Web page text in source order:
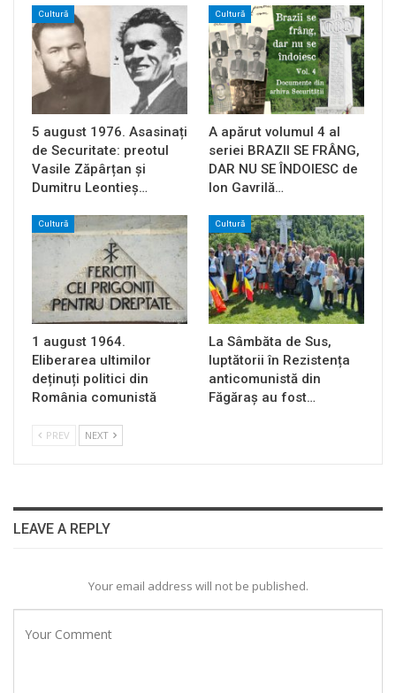
Cultură
5 august 1976. Asasinați
de Securitate: preotul
Vasile Zăpârțan și
Dumitru Leontieș…
Cultură
A apărut volumul 4 al
seriei BRAZII SE FRÂNG,
DAR NU SE ÎNDOIESC de
Ion Gavrilă…
Cultură
1 august 1964.
Eliberarea ultimilor
deținuți politici din
România comunistă
Cultură
La Sâmbăta de Sus,
luptătorii în Rezistența
anticomunistă din
Făgăraș au fost…
PREV NEXT
LEAVE A REPLY
Your email address will not be published.